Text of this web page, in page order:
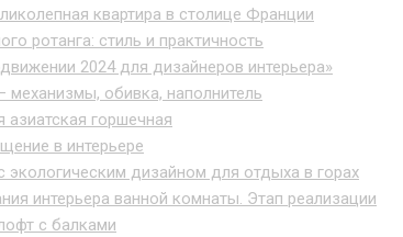
квартира в столице Франции
ротанга: стиль и практичность
2024 для дизайнеров интерьера»
обивка, наполнитель
горшечная
в интерьере
экологическим дизайном для отдыха в горах
интерьера ванной комнаты. Этап реализации
с балками